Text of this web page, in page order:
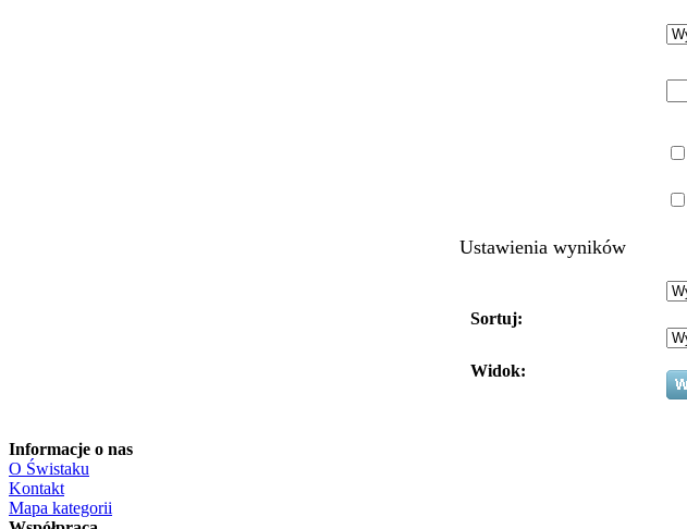
Ustawienia wyników
Sortuj:
Widok:
Informacje o nas
O Świstaku
Kontakt
Mapa kategorii